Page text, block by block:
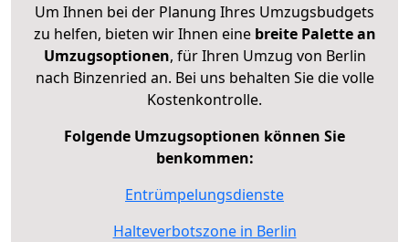
Um Ihnen bei der Planung Ihres Umzugsbudgets
zu helfen, bieten wir Ihnen eine breite Palette an
Umzugsoptionen, für Ihren Umzug von Berlin
nach Binzenried an. Bei uns behalten Sie die volle
Kostenkontrolle.
Folgende Umzugsoptionen können Sie
benkommen:
Entrümpelungsdienste
Halteverbotszone in Berlin